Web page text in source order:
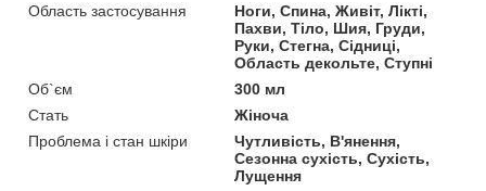
Область застосування
Ноги, Спина, Живіт, Лікті,
Пахви, Тіло, Шия, Груди,
Руки, Стегна, Сідниці,
Область декольте, Ступні
Об`єм
300 мл
Стать
Жіноча
Проблема і стан шкіри
Чутливість, В'янення,
Сезонна сухість, Сухість,
Лущення